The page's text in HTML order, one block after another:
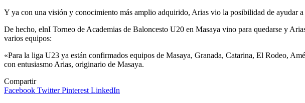
Y ya con una visión y conocimiento más amplio adquirido, Arias vio la posibilidad de ayudar
De hecho, elnI Torneo de Academias de Baloncesto U20 en Masaya vino para quedarse y
varios equipos:
«Para la liga U23 ya están confirmados equipos de Masaya, Granada, Catarina, El Rodeo,
con entusiasmo Arias, originario de Masaya.
Compartir
Facebook TwitterPinterest LinkedIn